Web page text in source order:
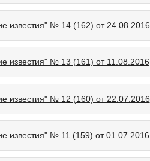
известия" № 14 (162) от 24.08.2016
известия" № 13 (161) от 11.08.2016
известия" № 12 (160) от 22.07.2016
известия" № 11 (159) от 01.07.2016